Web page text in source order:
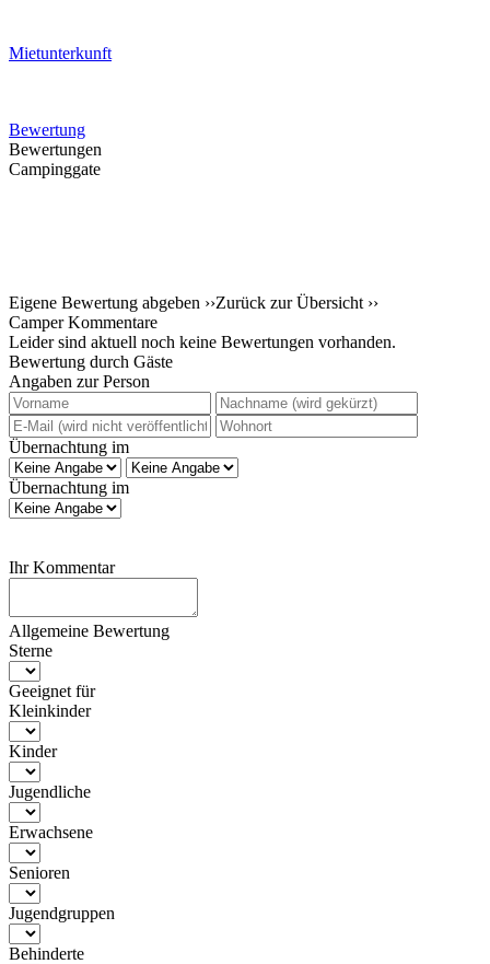
Mietunterkunft
Bewertung
Bewertungen
Campinggate
Eigene Bewertung abgeben ››Zurück zur Übersicht ››
Camper Kommentare
Leider sind aktuell noch keine Bewertungen vorhanden.
Bewertung durch Gäste
Angaben zur Person
Übernachtung im
Übernachtung im
Ihr Kommentar
Allgemeine Bewertung
Sterne
Geeignet für
Kleinkinder
Kinder
Jugendliche
Erwachsene
Senioren
Jugendgruppen
Behinderte